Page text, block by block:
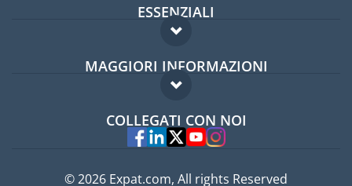
ESSENZIALI
Forum per expat
Guida per expat
MAGGIORI INFORMAZIONI
Domande frequenti
Esperti
COLLEGATI CON NOI
© 2026 Expat.com, All rights Reserved